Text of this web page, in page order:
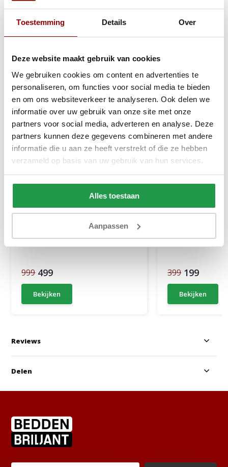
Toestemming Details Over
Deze website maakt gebruik van cookies
We gebruiken cookies om content en advertenties te
personaliseren, om functies voor social media te bieden
en om ons websiteverkeer te analyseren. Ook delen we
informatie over uw gebruik van onze site met onze
partners voor social media, adverteren en analyse. Deze
partners kunnen deze gegevens combineren met andere
informatie die u aan ze heeft verstrekt of die ze hebben
verzameld op basis van uw gebruik van hun services.
Alles toestaan
Aanpassen
Anderen kochten ook
Stel zelf samen
999 499
Bekijken
Stel zelf samen
Ca. 4 tot 6
399 199
Bekijken
Reviews
Delen